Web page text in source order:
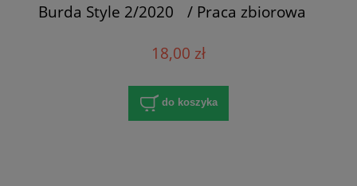
Burda Style 2/2020 / Praca zbiorowa
18,00 zł
do koszyka